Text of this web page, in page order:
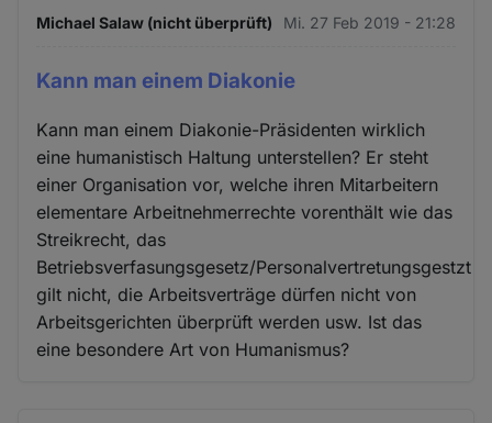
Michael Salaw (nicht überprüft) Mi. 27 Feb 2019 - 21:28
Kann man einem Diakonie
Kann man einem Diakonie-Präsidenten wirklich
eine humanistisch Haltung unterstellen? Er steht
einer Organisation vor, welche ihren Mitarbeitern
elementare Arbeitnehmerrechte vorenthält wie das
Streikrecht, das
Betriebsverfasungsgesetz/Personalvertretungsgestzt
gilt nicht, die Arbeitsverträge dürfen nicht von
Arbeitsgerichten überprüft werden usw. Ist das
eine besondere Art von Humanismus?